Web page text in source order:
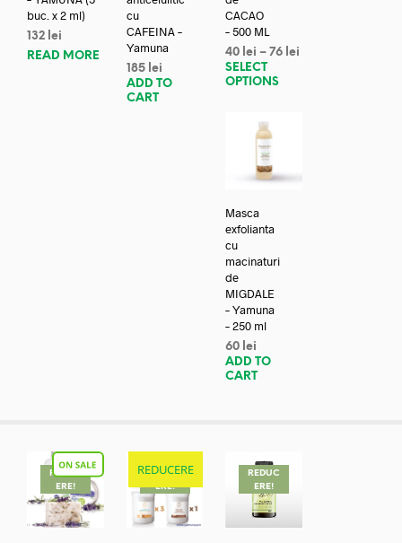
buc. x 2 ml)
132 lei
READ MORE
cu
CAFEINA –
Yamuna
185 lei
ADD TO
CART
CACAO
– 500 ML
40 lei –76 lei
SELECT
OPTIONS
Masca
exfolianta
cu
macinaturi
de
MIGDALE
– Yamuna
– 250 ml
60 lei
ADD TO
CART
REDUC
ERE!
REDUCERE
REDUC
ERE!
REDUC
ERE!